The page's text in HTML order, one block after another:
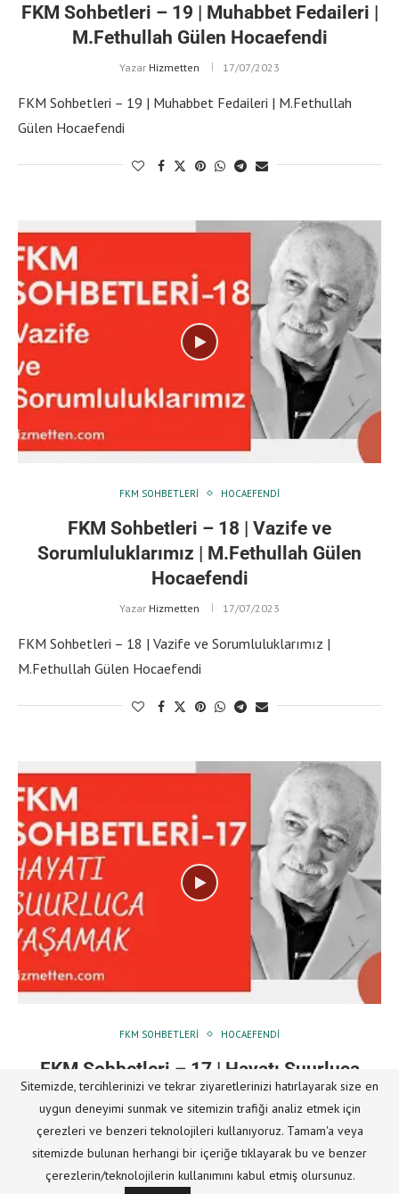
FKM Sohbetleri – 19 | Muhabbet Fedaileri |
M.Fethullah Gülen Hocaefendi
Yazar Hizmetten 17/07/2023
FKM Sohbetleri – 19 | Muhabbet Fedaileri | M.Fethullah
Gülen Hocaefendi
FKM SOHBETLERI HOCAEFENDI
FKM Sohbetleri – 18 | Vazife ve
Sorumluluklarımız | M.Fethullah Gülen
Hocaefendi
Yazar Hizmetten 17/07/2023
FKM Sohbetleri – 18 | Vazife ve Sorumluluklarımız |
M.Fethullah Gülen Hocaefendi
FKM SOHBETLERI HOCAEFENDI
FKM Sohbetleri – 17 | Hayatı Şuurluca
Yaşamak | M.Fethullah Gülen Hocaefendi
Yazar Hizmetten 17/07/2023
FKM Sohbetleri – 17 | Hayatı Şuurluca Yaşamak |
M.Fethullah Gülen Hocaefendi
Sitemizde, tercihlerinizi ve tekrar ziyaretlerinizi hatırlayarak size en
uygun deneyimi sunmak ve sitemizin trafiği analiz etmek için
çerezleri ve benzeri teknolojileri kullanıyoruz. Tamam'a veya
sitemizde bulunan herhangi bir içeriğe tıklayarak bu ve benzer
çerezlerin/teknolojilerin kullanımını kabul etmiş olursunuz.